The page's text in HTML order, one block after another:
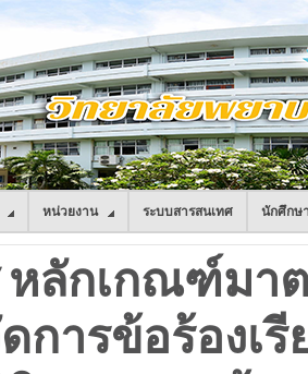
หน่วยงาน ระบบสารสนเทศ นักศึกษ
หลักเกณฑ์มา
การข้อร้องเ